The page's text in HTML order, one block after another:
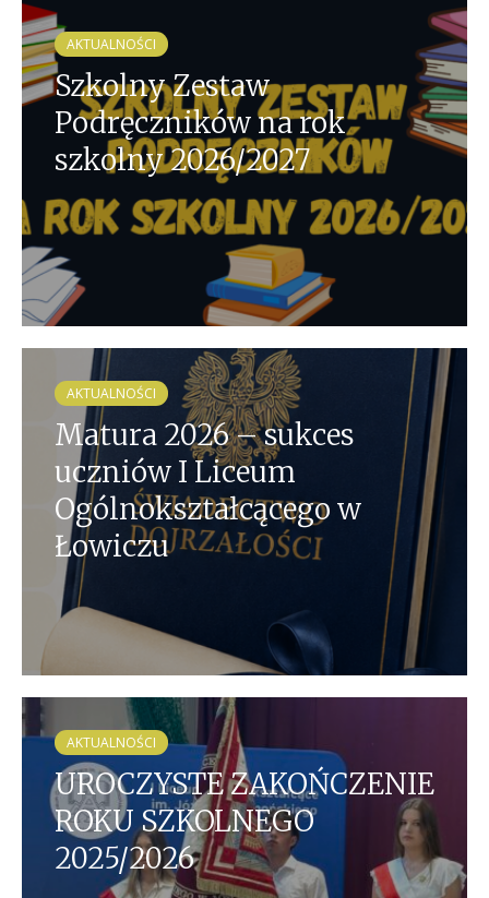
AKTUALNOŚCI
Szkolny Zestaw
Podręczników na rok
szkolny 2026/2027
AKTUALNOŚCI
Matura 2026 – sukces
uczniów I Liceum
Ogólnokształcącego w
Łowiczu
AKTUALNOŚCI
UROCZYSTE ZAKOŃCZENIE
ROKU SZKOLNEGO
2025/2026